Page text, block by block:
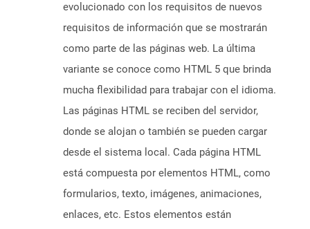
evolucionado con los requisitos de nuevos
requisitos de información que se mostrarán
como parte de las páginas web. La última
variante se conoce como HTML 5 que brinda
mucha flexibilidad para trabajar con el idioma.
Las páginas HTML se reciben del servidor,
donde se alojan o también se pueden cargar
desde el sistema local. Cada página HTML
está compuesta por elementos HTML, como
formularios, texto, imágenes, animaciones,
enlaces, etc. Estos elementos están